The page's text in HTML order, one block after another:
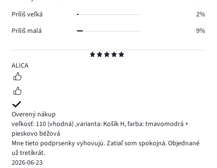
5
ALICA
Overený nákup
veľkosť: 110 (vhodná) ,varianta: Košík H,farba: tmavomodrá +
pieskovo béžová
Mne tieto podprsenky vyhovujú. Zatiaľ som spokojná. Objednané
už tretíkrát.
2026-06-23
Príliš veľká
2%
Príliš malá
9%